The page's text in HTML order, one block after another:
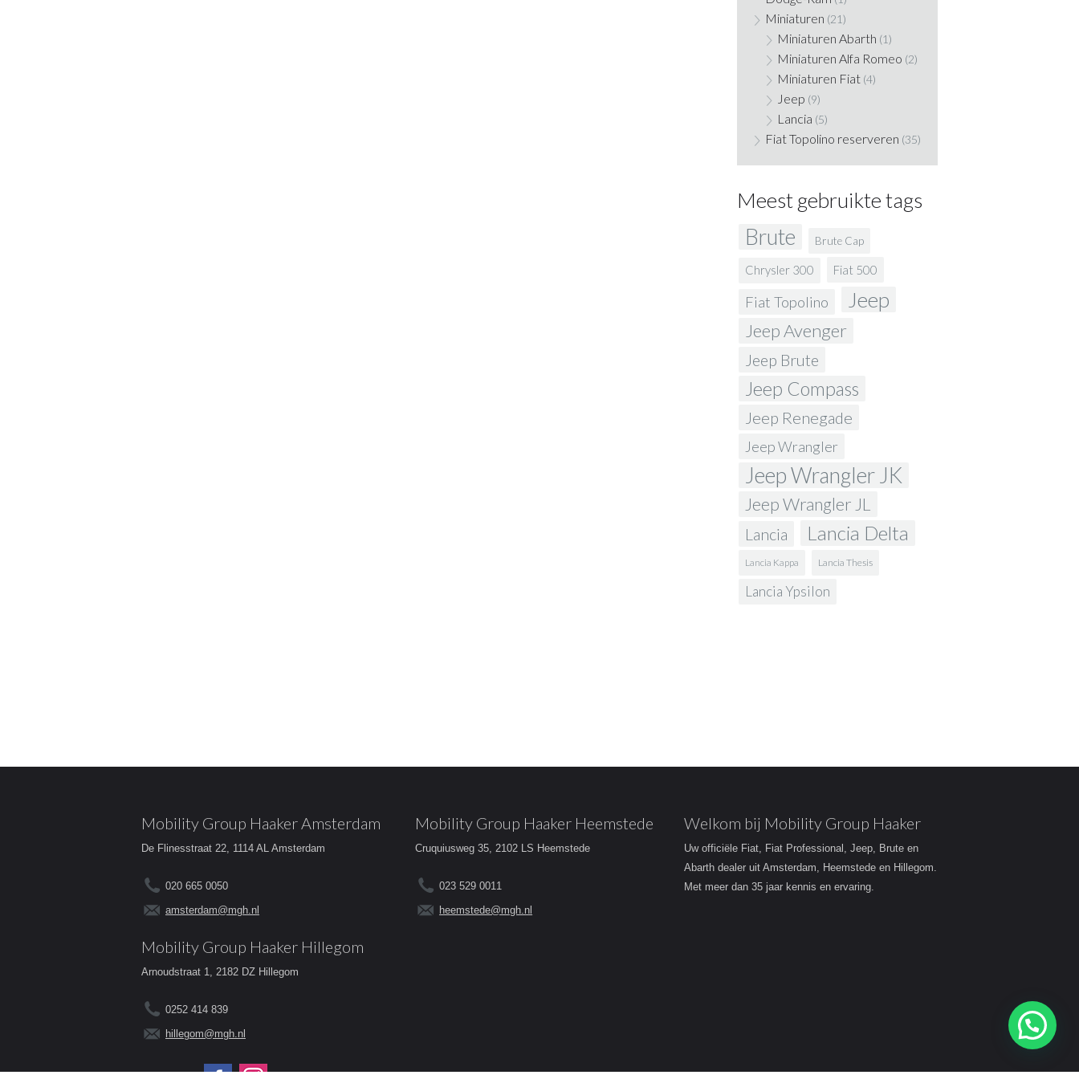
Miniaturen (21)
Miniaturen Abarth (1)
Miniaturen Alfa Romeo (2)
Miniaturen Fiat (4)
Jeep (9)
Lancia (5)
Fiat Topolino reserveren (35)
Meest gebruikte tags
Brute Brute Cap
Chrysler 300 Fiat 500
Fiat Topolino Jeep
Jeep Avenger
Jeep Brute
Jeep Compass
Jeep Renegade
Jeep Wrangler
Jeep Wrangler JK
Jeep Wrangler JL
Lancia Lancia Delta
Lancia Kappa Lancia Thesis
Lancia Ypsilon
Mobility Group Haaker Amsterdam
De Flinesstraat 22, 1114 AL Amsterdam
020 665 0050
amsterdam@mgh.nl
Mobility Group Haaker Heemstede
Cruquiusweg 35, 2102 LS Heemstede
023 529 0011
heemstede@mgh.nl
Mobility Group Haaker Hillegom
Arnoudstraat 1, 2182 DZ Hillegom
0252 414 839
hillegom@mgh.nl
Volg ons op:
Welkom bij Mobility Group Haaker
Uw officiële Fiat, Fiat Professional, Jeep, Brute en
Abarth dealer uit Amsterdam, Heemstede en Hillegom.
Met meer dan 35 jaar kennis en ervaring.